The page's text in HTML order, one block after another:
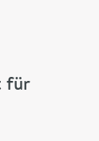
für